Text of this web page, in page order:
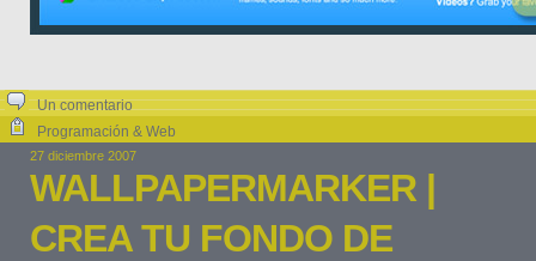
Un comentario
Programación & Web
27 diciembre 2007
WALLPAPERMARKER |
CREA TU FONDO DE